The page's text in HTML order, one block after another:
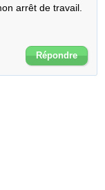
arrêt de travail.
Répondre